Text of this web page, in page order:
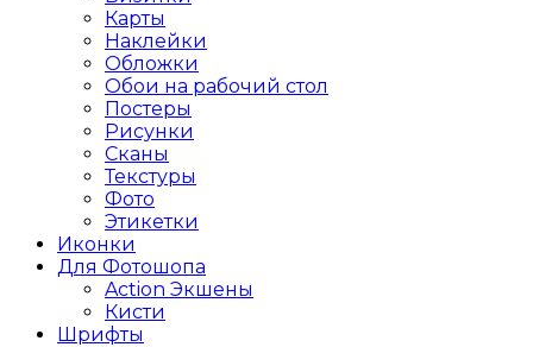
Карты
Наклейки
Обложки
Обои на рабочий стол
Постеры
Рисунки
Сканы
Текстуры
Фото
Этикетки
Иконки
Для Фотошопа
Action Экшены
Кисти
Шрифты